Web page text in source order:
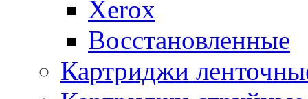
Xerox
Восстановленные
Картриджи